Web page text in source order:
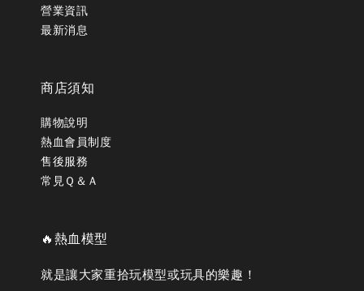
營業資訊
最新消息
商店須知
購物說明
熱血會員制度
售後服務
常見Ｑ＆Ａ
🔥熱血模型
就是讓大家重拾玩模型或玩具的樂趣！